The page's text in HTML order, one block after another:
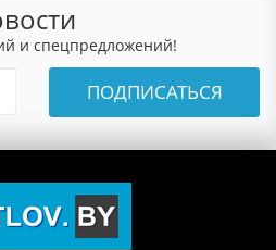
и спецпредложений!
ПОДПИСАТЬСЯ